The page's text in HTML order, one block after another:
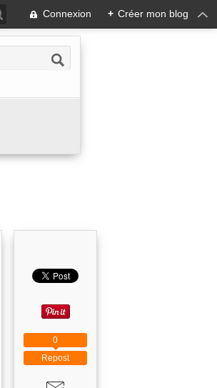
Connexion + Créer mon blog
Repost
0